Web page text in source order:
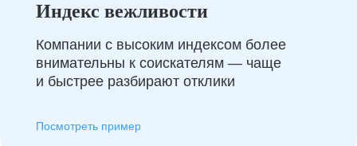
Индекс вежливости
Компании с высоким индексом более
внимательны к соискателям — чаще
и быстрее разбирают отклики
Посмотреть пример